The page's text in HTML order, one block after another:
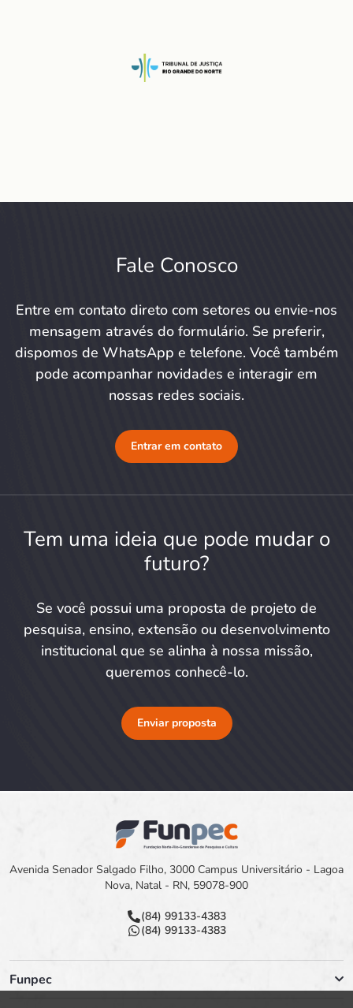
Fale Conosco
Entre em contato direto com setores ou envie-nos
mensagem através do formulário. Se preferir,
dispomos de WhatsApp e telefone. Você também
pode acompanhar novidades e interagir em
nossas redes sociais.
Entrar em contato
Tem uma ideia que pode mudar o
futuro?
Se você possui uma proposta de projeto de
pesquisa, ensino, extensão ou desenvolvimento
institucional que se alinha à nossa missão,
queremos conhecê-lo.
Enviar proposta
Avenida Senador Salgado Filho, 3000 Campus Universitário - Lagoa
Nova, Natal - RN, 59078-900
(84) 99133-4383
(84) 99133-4383
Funpec